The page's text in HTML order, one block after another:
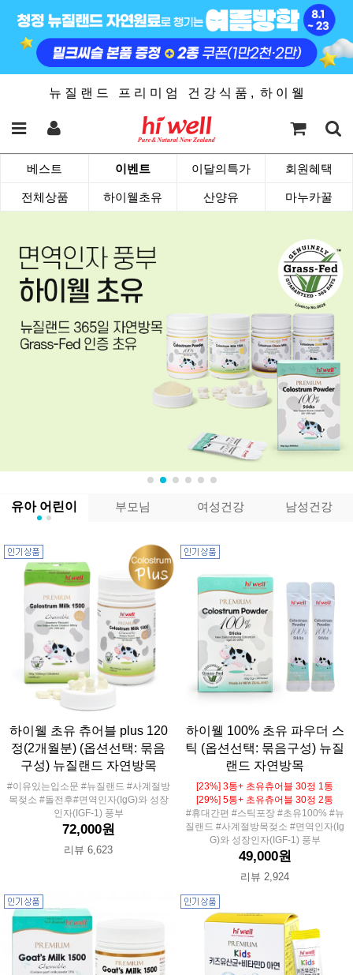
뉴 질 랜 드 프 리 미 엄 건 강 식 품 , 하 이 웰
베스트 이벤트 이달의특가 회원혜택
전체상품 하이웰초유 산양유 마누카꿀
유아 어린이 부모님 여성건강 남성건강
하이웰 초유 츄어블 plus 120
정(2개월분) (옵션선택: 묶음
구성) 뉴질랜드 자연방목
#이유있는입소문 #뉴질랜드 #사계절방
목젖소 #돌전후#면역인자(IgG)와 성장
인자(IGF-1) 풍부
72,000원
리뷰 6,623
하이웰 100% 초유 파우더 스
틱 (옵션선택: 묶음구성) 뉴질
랜드 자연방목
[23%] 3통+ 초유츄어블 30정 1통
[29%] 5통+ 초유츄어블 30정 2통
#휴대간편 #스틱포장 #초유100% #뉴
질랜드 #사계절방목젖소 #면역인자(Ig
G)와 성장인자(IGF-1) 풍부
49,000원
리뷰 2,924